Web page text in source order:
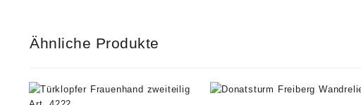
Ähnliche Produkte